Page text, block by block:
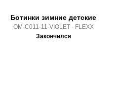
Ботинки зимние детские
OM-C011-11-VIOLET - FLEXX
Закончился